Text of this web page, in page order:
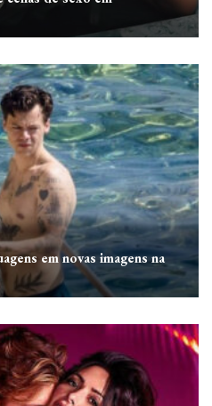
em novas imagens na